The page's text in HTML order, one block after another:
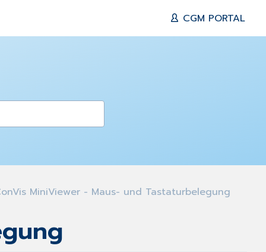
CGM PORTAL
MiniViewer - Maus- und Tastaturbelegung